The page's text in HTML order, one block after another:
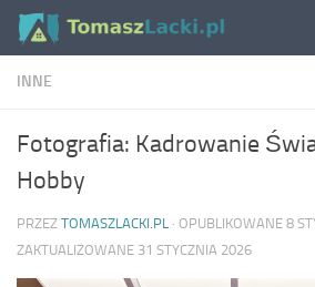
Skip to content
INNE
Fotografia: Kadrowanie
Hobby
PRZEZ TOMASZLACKI.PL · OPUBLIKOWANE 8
ZAKTUALIZOWANE 31 STYCZNIA 2026